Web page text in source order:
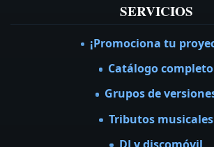
SERVICIOS
¡Promociona tu
Catálogo completo
Grupos de
Tributos musicales